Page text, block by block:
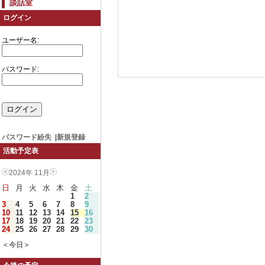
談話室
ログイン
ユーザー名:
パスワード:
パスワード紛失
新規登録
活動予定表
2024年 11月
日 月 火 水 木 金
土
1
2
3
4 5 6 7 8
9
10 11 12 13 14 15
16
17 18 19 20 21 22
23
24 25 26 27 28 29 30
＜今日＞